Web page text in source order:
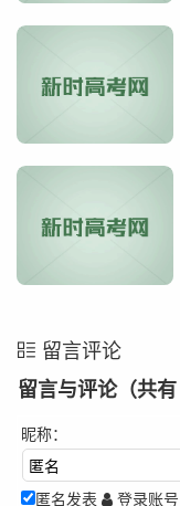
留言评论
留言与评论（共有
昵称：
匿名发表 登录账号